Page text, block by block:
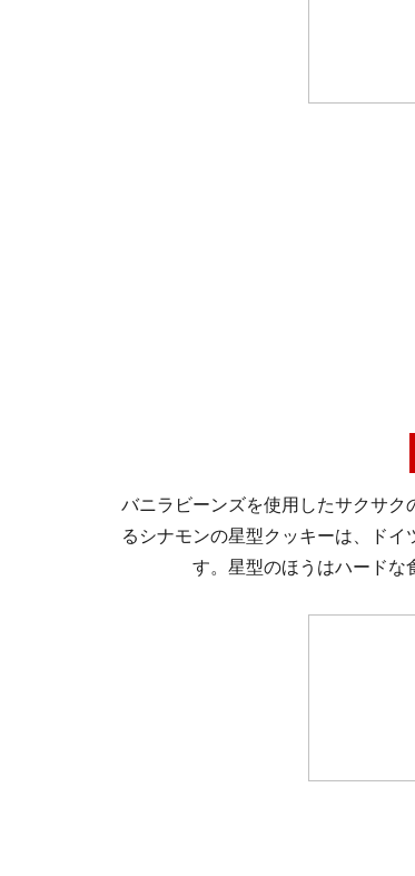
バニラビーンズを使用したサクサ
るシナモンの星型クッキーは、ド
す。星型のほうはハードな